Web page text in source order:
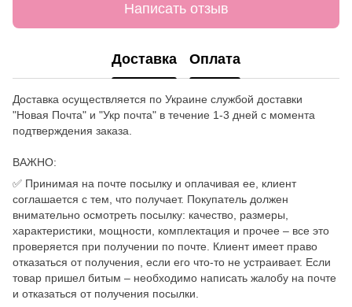
Написать отзыв
Доставка Оплата
Доставка осуществляется по Украине службой доставки
"Новая Почта" и "Укр почта" в течение 1-3 дней с момента
подтверждения заказа.
ВАЖНО:
✅ Принимая на почте посылку и оплачивая ее, клиент
соглашается с тем, что получает. Покупатель должен
внимательно осмотреть посылку: качество, размеры,
характеристики, мощности, комплектация и прочее – все это
проверяется при получении по почте. Клиент имеет право
отказаться от получения, если его что-то не устраивает. Если
товар пришел битым – необходимо написать жалобу на почте
и отказаться от получения посылки.